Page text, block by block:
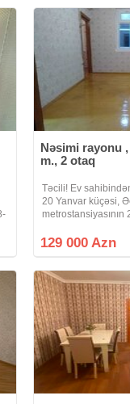
Nəsimi rayonu
m., 2 otaq
Təcili! Ev
20 Yanvar küçəsi,
metrostansiyasının
piyada 3 dəqiqəlik,
129 000 Azn